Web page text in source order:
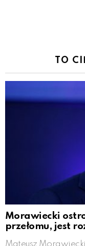
TO
Morawiecki
przełomu, jest
Mateusz